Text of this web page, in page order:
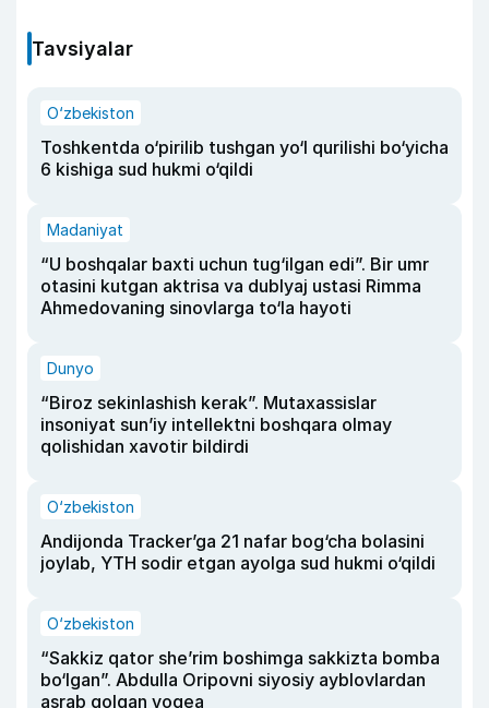
Tavsiyalar
O‘zbekiston
Toshkentda o‘pirilib tushgan yo‘l qurilishi bo‘yicha
6 kishiga sud hukmi o‘qildi
Madaniyat
“U boshqalar baxti uchun tug‘ilgan edi”. Bir umr
otasini kutgan aktrisa va dublyaj ustasi Rimma
Ahmedovaning sinovlarga to‘la hayoti
Dunyo
“Biroz sekinlashish kerak”. Mutaxassislar
insoniyat sun’iy intellektni boshqara olmay
qolishidan xavotir bildirdi
O‘zbekiston
Andijonda Tracker’ga 21 nafar bog‘cha bolasini
joylab, YTH sodir etgan ayolga sud hukmi o‘qildi
O‘zbekiston
“Sakkiz qator she’rim boshimga sakkizta bomba
bo‘lgan”. Abdulla Oripovni siyosiy ayblovlardan
asrab qolgan voqea